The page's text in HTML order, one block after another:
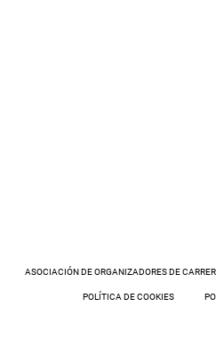
ASOCIACIÓN DE ORGANIZADORES DE
POLÍTICA DE COOKIES